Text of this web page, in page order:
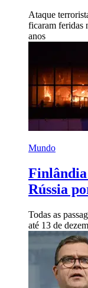
Ataque
ficaram feridas
anos
Mundo
Rússia
Todas as
até 13 de